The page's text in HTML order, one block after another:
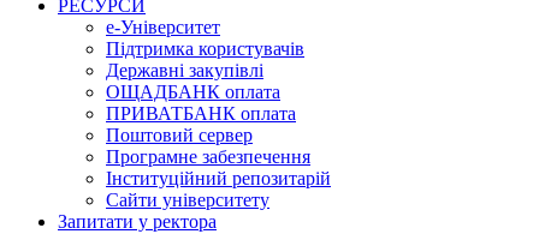
РЕСУРСИ
е-Університет
Підтримка користувачів
Державні закупівлі
ОЩАДБАНК оплата
ПРИВАТБАНК оплата
Поштовий сервер
Програмне забезпечення
Інституційний репозитарій
Сайти університету
Запитати у ректора